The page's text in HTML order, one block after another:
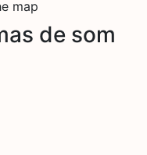
map
de som